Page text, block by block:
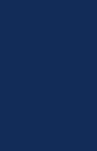
alle, die was fürs
brauchen.
alles verlieren – außer
und eine